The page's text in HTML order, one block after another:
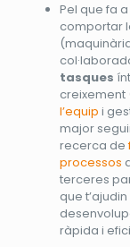
Pel que fa
comportar
tasques
l’equip i
major
recerca de
processos
terceres
que
ràpida i